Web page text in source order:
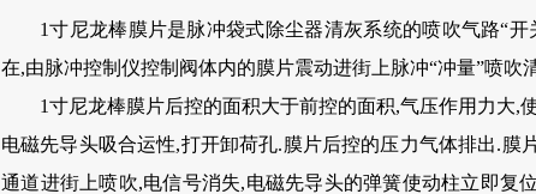
1寸尼龙棒膜片是脉冲袋式除尘器清灰系统的喷吹气路“
在,由脉冲控制仪控制阀体内的膜片震动进街上脉冲“冲量”喷吹
1寸尼龙棒膜片后控的面积大于前控的面积,气压作用力大,
电磁先导头吸合运性,打开卸荷孔.膜片后控的压力气体排出.膜
通道进街上喷吹,电信号消失,电磁先导头的弹簧使动柱立即复